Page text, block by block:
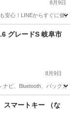
8月9日
心！LINEからすぐに仮
グレードS 岐阜市
8月9日
ビ、Bluetooth、バックカ
スマートキー （な